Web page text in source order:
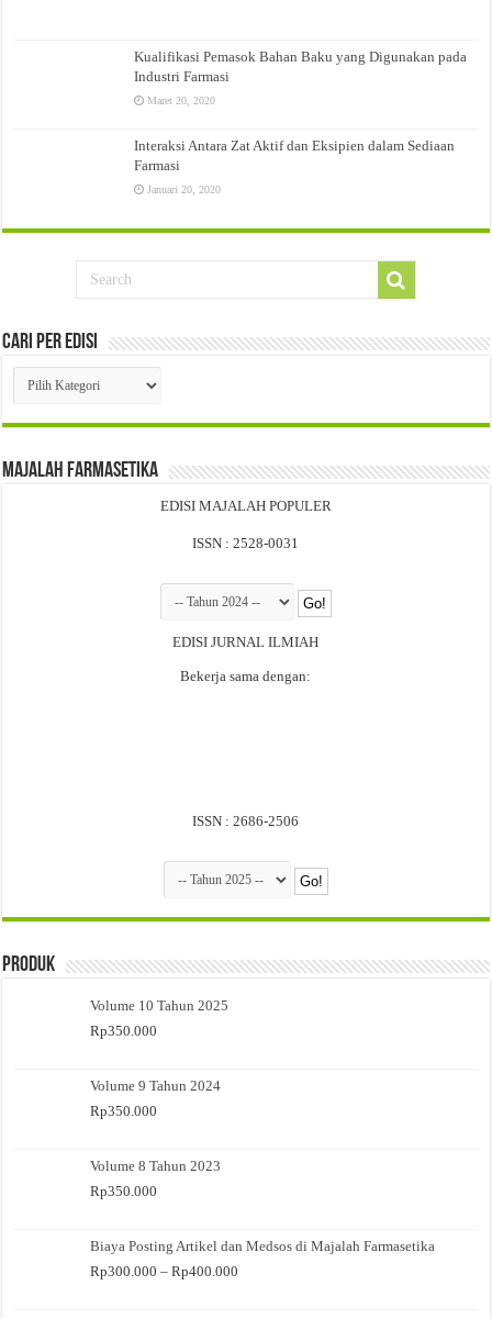
Kualifikasi Pemasok Bahan Baku yang Digunakan pada
Industri Farmasi
Maret 20, 2020
Interaksi Antara Zat Aktif dan Eksipien dalam Sediaan
Farmasi
Januari 20, 2020
Cari Per Edisi
Cari
Per
Majalah Farmasetika
EDISI MAJALAH POPULER
ISSN : 2528-0031
EDISI JURNAL ILMIAH
Bekerja sama dengan:
ISSN : 2686-2506
Produk
Volume 10 Tahun 2025
Rp350.000
Volume 9 Tahun 2024
Rp350.000
Volume 8 Tahun 2023
Rp350.000
Biaya Posting Artikel dan Medsos di Majalah Farmasetika
Rp300.000 – Rp400.000